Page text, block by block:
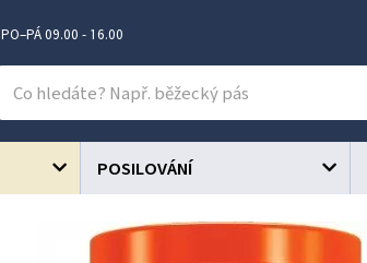
PO–PÁ 09.00 - 16.00
POSILOVÁNÍ